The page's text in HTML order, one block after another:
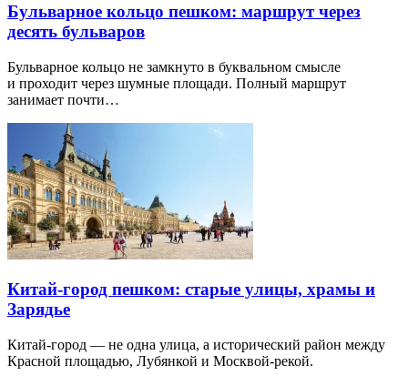
Бульварное кольцо пешком: маршрут через
десять бульваров
Бульварное кольцо не замкнуто в буквальном смысле
и проходит через шумные площади. Полный маршрут
занимает почти…
Китай-город пешком: старые улицы, храмы и
Зарядье
Китай-город — не одна улица, а исторический район между
Красной площадью, Лубянкой и Москвой-рекой.